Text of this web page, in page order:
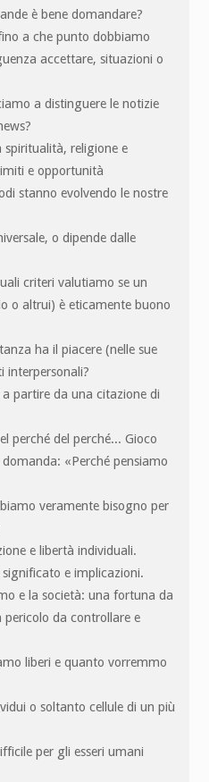
è bene domandare?
a che punto dobbiamo
accettare, situazioni o
a distinguere le notizie
religione e
e opportunità
stanno evolvendo le nostre
o dipende dalle
criteri valutiamo se un
o altrui) è eticamente buono
ha il piacere (nelle sue
interpersonali?
partire da una citazione di
perché del perché... Gioco
«Perché pensiamo
veramente bisogno per
e libertà individuali.
e implicazioni.
e la società: una fortuna da
da controllare e
liberi e quanto vorremmo
o soltanto cellule di un più
per gli esseri umani